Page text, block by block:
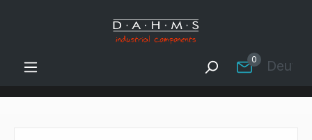
Zum Hauptinhalt springen
0